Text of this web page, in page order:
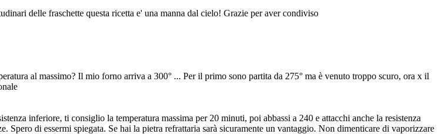
delle fraschette questa ricetta e' una manna dal cielo! Grazie per aver condiviso
al massimo? Il mio forno arriva a 300° ... Per il primo sono partita da 275° ma è venuto troppo scuro, ora x il
inferiore, ti consiglio la temperatura massima per 20 minuti, poi abbassi a 240 e attacchi anche la resistenza
Spero di essermi spiegata. Se hai la pietra refrattaria sarà sicuramente un vantaggio. Non dimenticare di vaporizzare